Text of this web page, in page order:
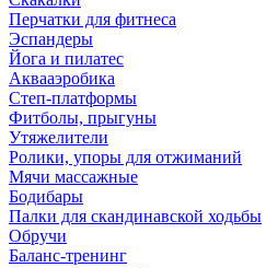
Перчатки для фитнеса
Эспандеры
Йога и пилатес
Аквааэробика
Степ-платформы
Фитболы, прыгуны
Утяжелители
Ролики, упоры для отжиманий
Мячи массажные
Бодибары
Палки для скандинавской ходьбы
Обручи
Баланс-тренинг